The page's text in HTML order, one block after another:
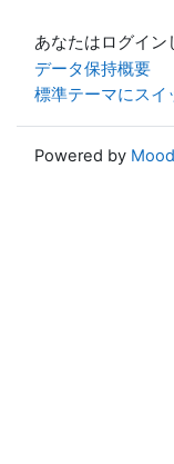
あなたはログイン
データ保持概要
標準テーマにスイ
Powered by